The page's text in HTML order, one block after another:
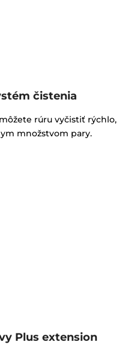
čistenia
rúru vyčistiť rýchlo,
množstvom pary.
Plus extension